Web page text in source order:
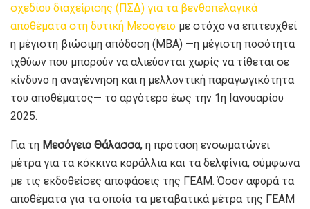
σχεδίου διαχείρισης (ΠΣΔ) για τα βενθοπελαγικά
αποθέματα στη δυτική Μεσόγειο με στόχο να επιτευχθεί
η μέγιστη βιώσιμη απόδοση (ΜΒΑ) —η μέγιστη ποσότητα
ιχθύων που μπορούν να αλιεύονται χωρίς να τίθεται σε
κίνδυνο η αναγέννηση και η μελλοντική παραγωγικότητα
του αποθέματος— το αργότερο έως την 1η Ιανουαρίου
2025.
Για τη Μεσόγειο Θάλασσα, η πρόταση ενσωματώνει
μέτρα για τα κόκκινα κοράλλια και τα δελφίνια, σύμφωνα
με τις εκδοθείσες αποφάσεις της ΓΕΑΜ. Όσον αφορά τα
αποθέματα για τα οποία τα μεταβατικά μέτρα της ΓΕΑΜ